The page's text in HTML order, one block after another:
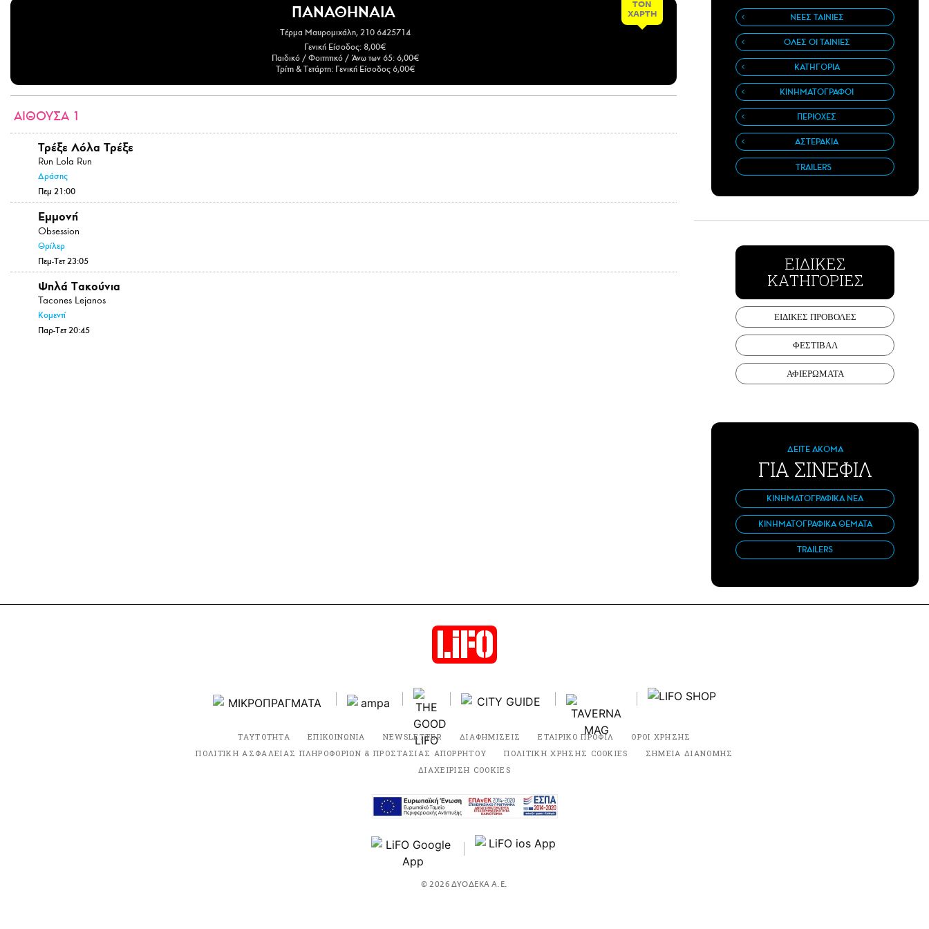
ΠΑΝΑΘΗΝΑΙΑ
Τέρμα Μαυρομιχάλη, 210 6425714
Γενική Είσοδος: 8,00€
Παιδικό / Φοιτητικό / Άνω των 65: 6,00€
Τρίτη & Τετάρτη: Γενική Είσοδος 6,00€
ΤΟΝ
ΧΑΡΤΗ
ΑΙΘΟΥΣΑ 1
Τρέξε Λόλα Τρέξε
Run Lola Run
Δράσης
Πεμ 21:00
Εμμονή
Obsession
Θρίλερ
Πεμ-Τετ 23:05
Ψηλά Τακούνια
Tacones Lejanos
Κομεντί
Παρ-Τετ 20:45
ΝΕΕΣ ΤΑΙΝΙΕΣ
ΟΛΕΣ ΟΙ ΤΑΙΝΙΕΣ
ΚΑΤΗΓΟΡΙΑ
ΚΙΝΗΜΑΤΟΓΡΑΦΟΙ
ΠΕΡΙΟΧΕΣ
ΑΣΤΕΡΑΚΙΑ
TRAILERS
ΕΙΔΙΚΕΣ
ΚΑΤΗΓΟΡΙΕΣ
ΕΙΔΙΚΕΣ ΠΡΟΒΟΛΕΣ
ΦΕΣΤΙΒΑΛ
ΑΦΙΕΡΩΜΑΤΑ
ΔΕΙΤΕ ΑΚΟΜΑ
ΓΙΑ ΣΙΝΕΦΙΛ
ΚΙΝΗΜΑΤΟΓΡΑΦΙΚΑ ΝΕΑ
ΚΙΝΗΜΑΤΟΓΡΑΦΙΚΑ ΘΕΜΑΤΑ
TRAILERS
ΤΑΥΤΟΤΗΤΑ ΕΠΙΚΟΙΝΩΝΙΑ NEWSLETTER ΔΙΑΦΗΜΙΣΕΙΣ ΕΤΑΙΡΙΚΟ ΠΡΟΦΙΛ
ΟΡΟΙ ΧΡΗΣΗΣ
ΠΟΛΙΤΙΚΗ ΑΣΦΑΛΕΙΑΣ ΠΛΗΡΟΦΟΡΙΩΝ & ΠΡΟΣΤΑΣΙΑΣ ΑΠΟΡΡΗΤΟΥ
ΠΟΛΙΤΙΚΗ ΧΡΗΣΗΣ COOKIES
ΣΗΜΕΙΑ ΔΙΑΝΟΜΗΣ
ΔΙΑΧΕΙΡΙΣΗ COOKIES
© 2026 ΔΥΟΔΕΚΑ Α.Ε.